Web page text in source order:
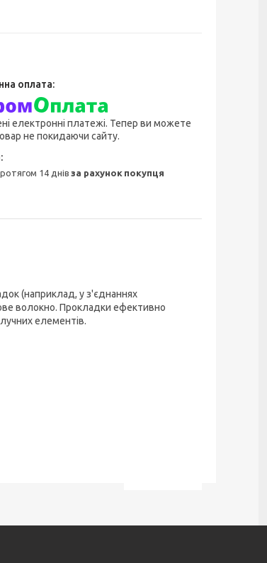
електронні платежі. Тепер ви можете
не покидаючи сайту.
14 днівза рахунок покупця
(наприклад, у з'єднаннях
волокно. Прокладки ефективно
елементів.